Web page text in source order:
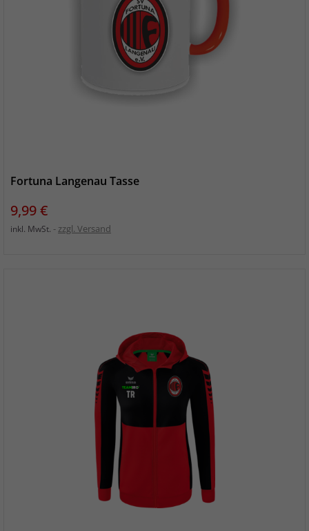
Fortuna Langenau Tasse
Preis
9,99 €
inkl. MwSt. zzgl. Versand